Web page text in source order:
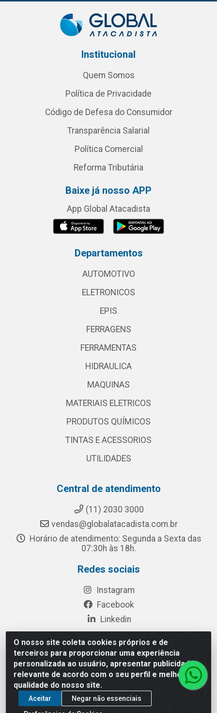
O nosso site coleta cookies próprios e de
terceiros para proporcionar uma experiência
personalizada ao usuário, apresentar publicidade
relevante de acordo com o seu perfil e melhorar a
qualidade do nosso site.
Aceitar
Negar não essenciais
Institucional
Quem Somos
Política de Privacidade
Código de Defesa do Consumidor
Transparência Salarial
Política Comercial
Reforma Tributária
Baixe já nosso APP
App Global Atacadista
Departamentos
AUTOMOTIVO
ELETRONICOS
EPIS
FERRAGENS
FERRAMENTAS
HIDRAULICA
MAQUINAS
MATERIAIS ELETRICOS
PRODUTOS QUÍMICOS
TINTAS E ACESSORIOS
UTILIDADES
Central de atendimento
(11) 2030 3000
vendas@globalatacadista.com.br
Horário de atendimento: Segunda a Sexta das
07:30h às 18h.
Redes sociais
Instagram
Facebook
Linkedin
Rua Chipuê, 117 - S. Miguel Paulista São Paulo/SP - CEP
08010-260- CNPJ: 03.010.739/0001-72